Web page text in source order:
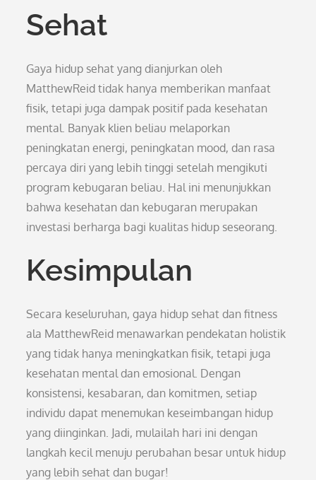
Sehat
Gaya hidup sehat yang dianjurkan oleh
MatthewReid tidak hanya memberikan manfaat
fisik, tetapi juga dampak positif pada kesehatan
mental. Banyak klien beliau melaporkan
peningkatan energi, peningkatan mood, dan rasa
percaya diri yang lebih tinggi setelah mengikuti
program kebugaran beliau. Hal ini menunjukkan
bahwa kesehatan dan kebugaran merupakan
investasi berharga bagi kualitas hidup seseorang.
Kesimpulan
Secara keseluruhan, gaya hidup sehat dan fitness
ala MatthewReid menawarkan pendekatan holistik
yang tidak hanya meningkatkan fisik, tetapi juga
kesehatan mental dan emosional. Dengan
konsistensi, kesabaran, dan komitmen, setiap
individu dapat menemukan keseimbangan hidup
yang diinginkan. Jadi, mulailah hari ini dengan
langkah kecil menuju perubahan besar untuk hidup
yang lebih sehat dan bugar!